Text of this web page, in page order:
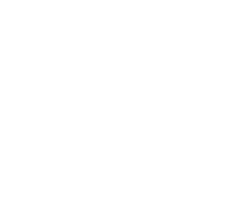
za sljedeći put kada budem